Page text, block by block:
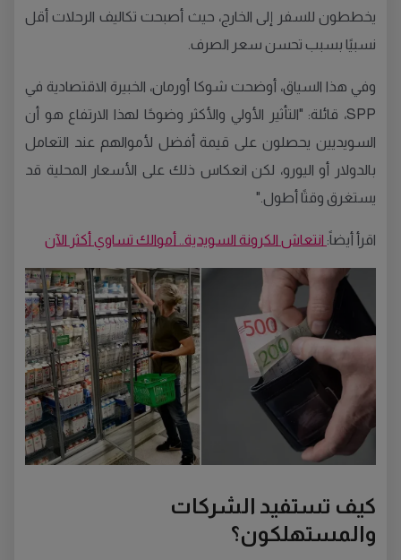
يخططون للسفر إلى الخارج، حيث أصبحت تكاليف الرحلات أقل
نسبيًا بسبب تحسن سعر الصرف.
وفي هذا السياق، أوضحت شوكا أورمان، الخبيرة الاقتصادية في
SPP، قائلة: "التأثير الأولي والأكثر وضوحًا لهذا الارتفاع هو أن
السويديين يحصلون على قيمة أفضل لأموالهم عند التعامل
بالدولار أو اليورو، لكن انعكاس ذلك على الأسعار المحلية قد
يستغرق وقتًا أطول."
اقرأ أيضاً: انتعاش الكرونة السويدية.. أموالك تساوي أكثر الآن
كيف تستفيد الشركات
والمستهلكون؟